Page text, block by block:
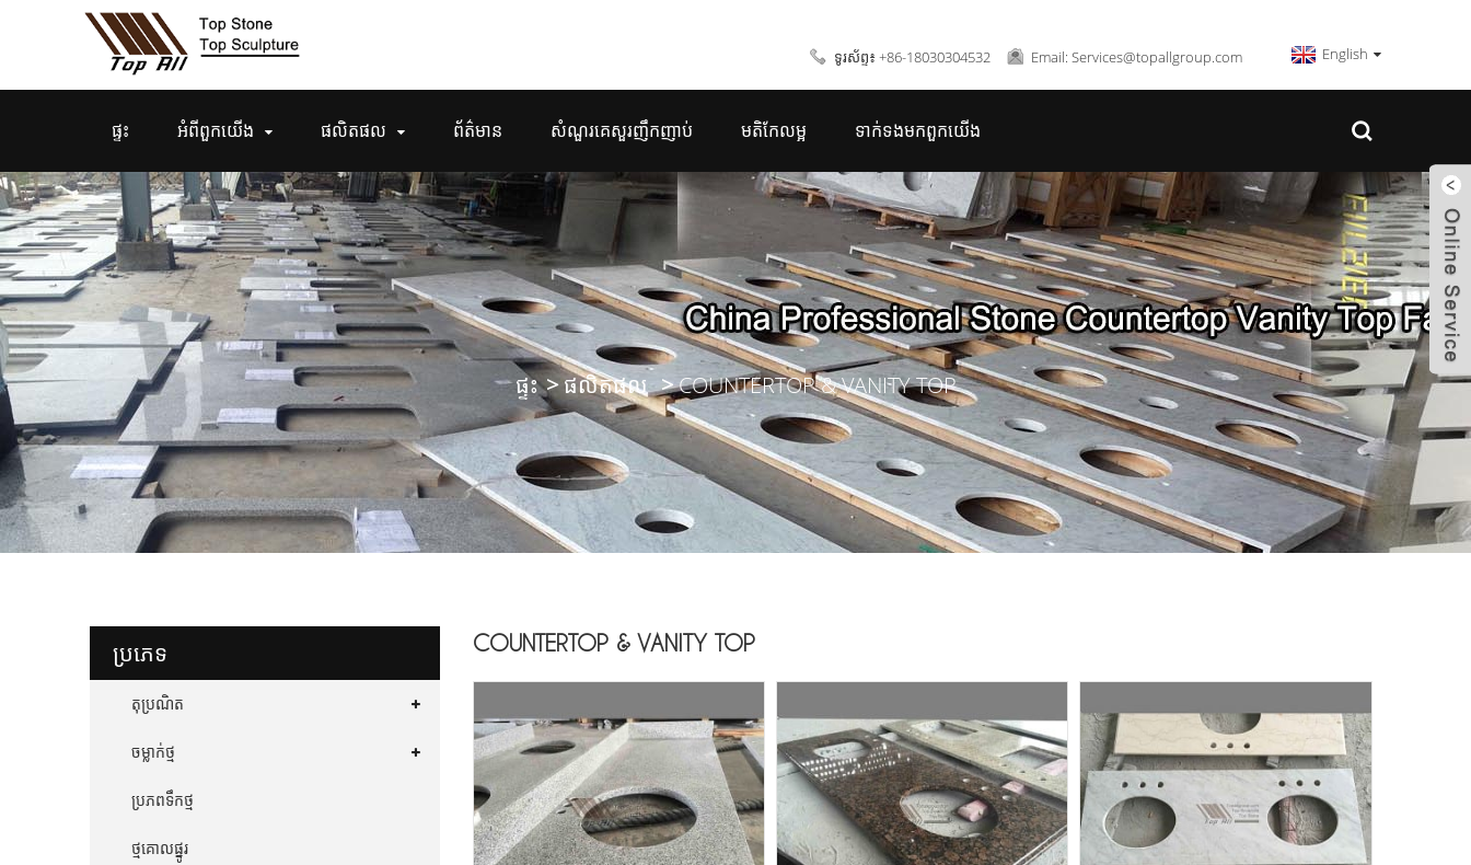
ទូរស័ព្ទ៖ +86-18030304532 Email: Services@topallgroup.com English
ផ្ទះ អំពី​ពួក​យើង ផលិតផល ព័ត៌មាន សំណួរគេសួរញឹកញាប់ មតិកែលម្អ ទាក់ទង​មក​ពួក​យើង
ផ្ទះ ផលិតផល COUNTERTOP & VANITY TOP
ប្រភេទ
តុប្រណិត
ចម្លាក់ថ្ម
ប្រភពទឹកថ្ម
ថ្មគោលផ្នូរ
COUNTERTOP & VANITY TOP